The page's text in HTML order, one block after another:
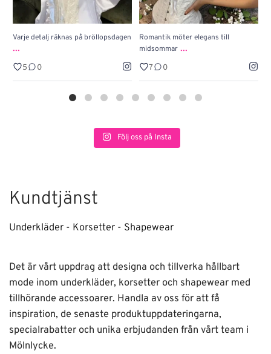
Varje detalj räknas på bröllopsdagen
...
5 0
Romantik möter elegans till
midsommar ...
7 0
Följ oss på Insta
Kundtjänst
Underkläder - Korsetter - Shapewear
Det är vårt uppdrag att designa och tillverka hållbart
mode inom underkläder, korsetter och shapewear med
tillhörande accessoarer. Handla av oss för att få
inspiration, de senaste produktuppdateringarna,
specialrabatter och unika erbjudanden från vårt team i
Mölnlycke.